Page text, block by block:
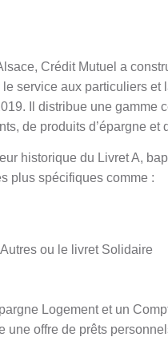
Crédit Mutuel a
service aux particuliers
Il distribue une gamme
de produits d’épargne et
historique du Livret A,
plus spécifiques comme :
ou le livret Solidaire
Logement et un
une offre de prêts